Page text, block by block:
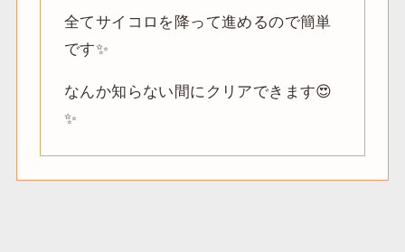
全てサイコロを降って進めるので簡単
です✨
なんか知らない間にクリアできます😍
✨